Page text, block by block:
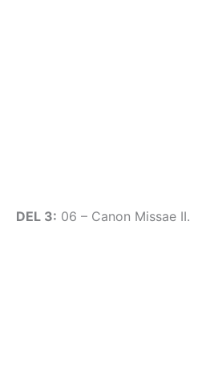
DEL 3: 06 – Canon Missae II.